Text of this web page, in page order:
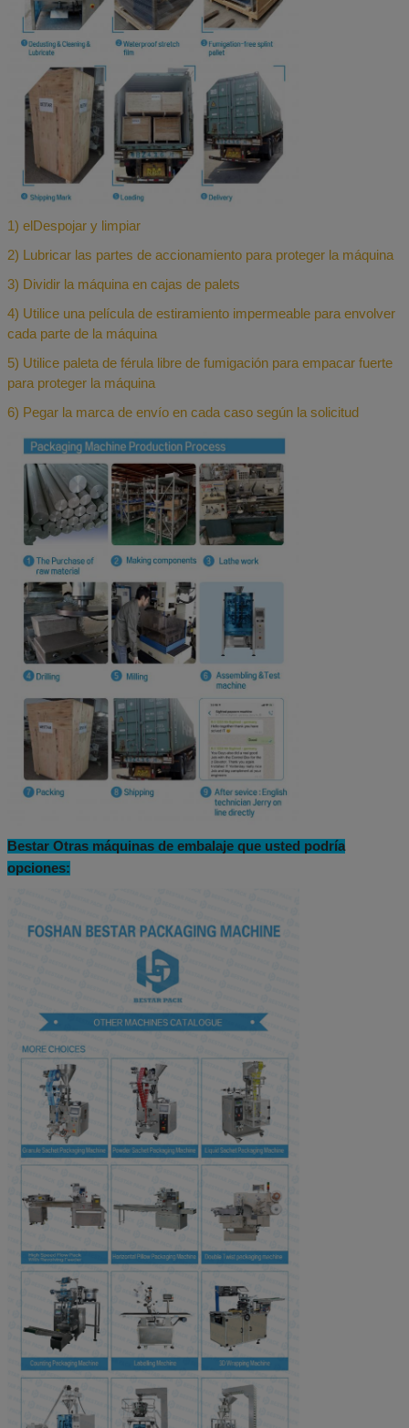
1) el Despojar y limpiar
2) Lubricar las partes de accionamiento para proteger la máquina
3) Dividir la máquina en cajas de palets
4) Utilice una película de estiramiento impermeable para envolver
cada parte de la máquina
5) Utilice paleta de férula libre de fumigación para empacar fuerte
para proteger la máquina
6) Pegar la marca de envío en cada caso según la solicitud
Bestar Otras máquinas de embalaje que usted podría
opciones: